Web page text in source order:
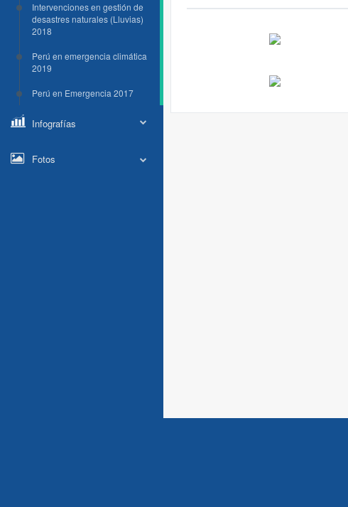
Intervenciones en gestión de
desastres naturales (Lluvias)
2018
Perú en emergencia climática
2019
Perú en Emergencia 2017
Infografías
Fotos